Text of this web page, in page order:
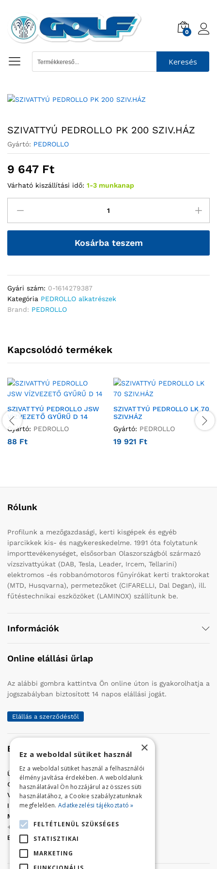
0
Keresés
SZIVATTYÚ PEDROLLO PK 200 SZIV.HÁZ
Gyártó: PEDROLLO
9 647 Ft
Várható kiszállítási idő: 1-3 munkanap
Kosárba teszem
Gyári szám: 0-1614279387
Kategória PEDROLLO alkatrészek
Brand: PEDROLLO
Kapcsolódó termékek
SZIVATTYÚ PEDROLLO JSW
VÍZVEZETŐ GYŰRŰ D 14
Gyártó: PEDROLLO
88 Ft
SZIVATTYÚ PEDROLLO LK 70
SZIV.HÁZ
Gyártó: PEDROLLO
19 921 Ft
Rólunk
Profilunk a mezőgazdasági, kerti kisgépek és egyéb
iparcikkek kis- és nagykereskedelme. 1991 óta folytatunk
importtevékenységet, elsősorban Olaszországból származó
vízszivattyúkat (DAB, Tesla, Leader, Ircem, Tellarini)
elektromos -és robbanómotoros fűnyírókat kerti traktorokat
(MTD, Husqvarna), permetezőket (CIFARELLI, Dal Degan), ill.
fűtéstechnikai eszközöket (LAMINOX) szállítunk be.
Információk
Online elállási űrlap
Az alábbi gombra kattintva Ön online úton is gyakorolhatja a
jogszabályban biztosított 14 napos elállási jogát.
Elállás a szerződéstől
Elérhetőség
Üzletünk címe:
Szolnok, Vércse út 17.
Golf Center Áruház:06 (56) 423-324
VÁR-Kert Áruház: 06 (56) 429-771
Iroda:06 (56) 421-857
Megrendelés, termék információ:
+36 (70) 938-3356
E-mail:
golfaruhaz@gmail.com
×
Ez a weboldal sütiket használ
Ez a weboldal sütiket használ a felhasználói
élmény javítása érdekében. A weboldalunk
használatával Ön hozzájárul az összes süti
használatához, a Cookie szabályzatunknak
megfelelően. Adatkezelési tájékoztató »
FELTÉTLENÜL SZÜKSÉGES
STATISZTIKAI
MARKETING